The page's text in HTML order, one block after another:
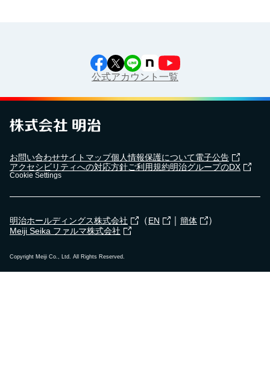
公式アカウント一覧
お問い合わせサイトマップ個人情報保護について電子公告
アクセシビリティへの対応方針ご利用規約明治グループのDX
Cookie Settings
明治ホールディングス株式会社 （EN 簡体 ）
Meiji Seika ファルマ株式会社
Copyright Meiji Co., Ltd. All Rights Reserved.